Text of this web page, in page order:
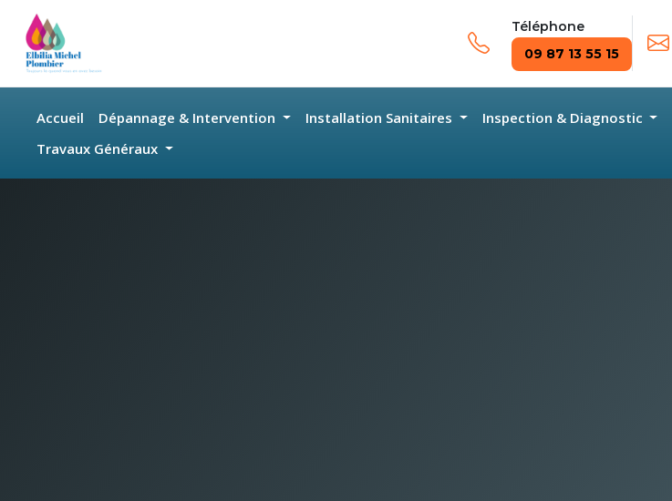
Skip to main content
Téléphone
09 87 13 55 15
Accueil Dépannage & Intervention Installation Sanitaires Inspection & Diagnostic
Travaux Généraux